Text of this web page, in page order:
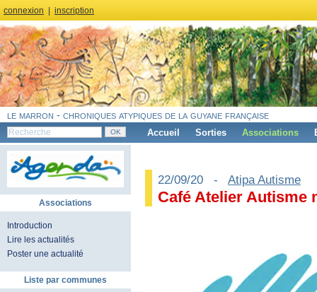
connexion inscription
le marron - chroniques atypiques de la guyane française
Accueil Sorties Associations
Associations
Introduction
Lire les actualités
Poster une actualité
Liste par communes
22/09/20 - Atipa Autisme
Café Atelier Autisme